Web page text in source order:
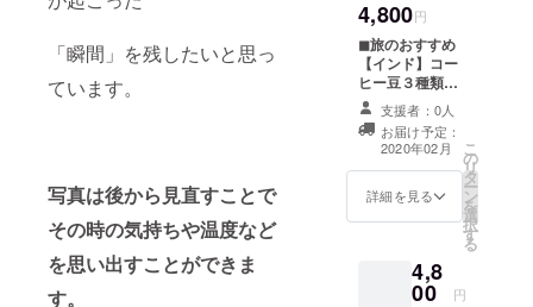
「瞬間」を残したいと思っ
ています。
写真は後から見直すことで
その時の気持ちや温度など
を思い出すことができま
す。
サン
キュー
カード
を添え
て発送
しま
す。ま
たブロ
グにて
発送の
報告を
させて
きま
す。
が楽しみにお待
ちください。
4,800円
◼︎旅のおすすめ
【インド】コー
ヒー豆３種類１
セット＋サン
キューカード◼︎
現在インド国内
でしか流通して
いないコーヒー
豆の飲み比べ３
ンスーン豆）１
袋とサンキュー
支援者：0人
お届け予定：
2020年02月
詳細を見る
こ
の
リ
タ
ー
ン
を
選
択
す
る
4,8
00 円